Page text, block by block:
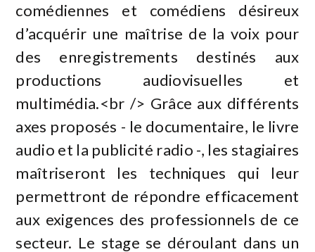
comédiennes et comédiens désireux
d’acquérir une maîtrise de la voix pour
des enregistrements destinés aux
productions audiovisuelles et
multimédia.<br /> Grâce aux différents
axes proposés - le documentaire, le livre
audio et la publicité radio -, les stagiaires
maîtriseront les techniques qui leur
permettront de répondre efficacement
aux exigences des professionnels de ce
secteur. Le stage se déroulant dans un